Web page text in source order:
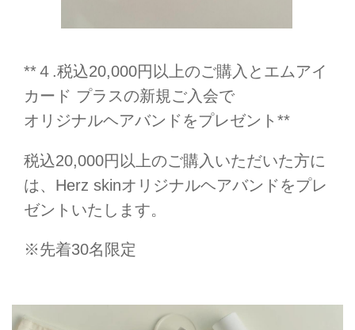
**４.税込20,000円以上のご購入とエムアイ
カード プラスの新規ご入会で
オリジナルヘアバンドをプレゼント**
税込20,000円以上のご購入いただいた方に
は、Herz skinオリジナルヘアバンドをプレ
ゼントいたします。
※先着30名限定